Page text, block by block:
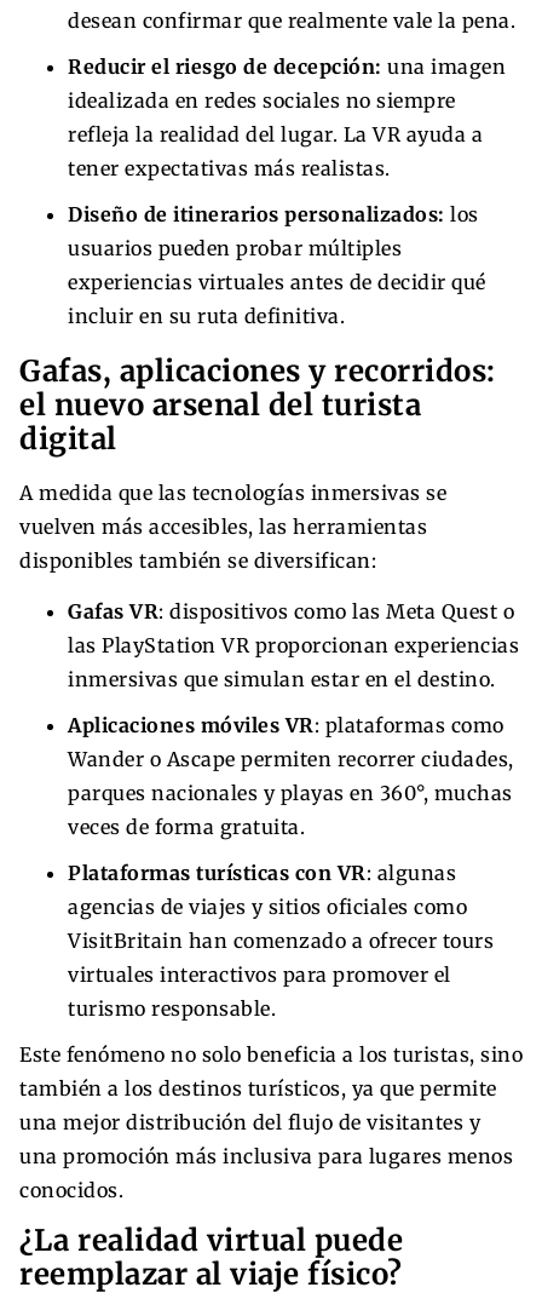
desean confirmar que realmente vale la pena.
Reducir el riesgo de decepción: una imagen
idealizada en redes sociales no siempre
refleja la realidad del lugar. La VR ayuda a
tener expectativas más realistas.
Diseño de itinerarios personalizados: los
usuarios pueden probar múltiples
experiencias virtuales antes de decidir qué
incluir en su ruta definitiva.
Gafas, aplicaciones y recorridos:
el nuevo arsenal del turista
digital
A medida que las tecnologías inmersivas se
vuelven más accesibles, las herramientas
disponibles también se diversifican:
Gafas VR: dispositivos como las Meta Quest o
las PlayStation VR proporcionan experiencias
inmersivas que simulan estar en el destino.
Aplicaciones móviles VR: plataformas como
Wander o Ascape permiten recorrer ciudades,
parques nacionales y playas en 360°, muchas
veces de forma gratuita.
Plataformas turísticas con VR: algunas
agencias de viajes y sitios oficiales como
VisitBritain han comenzado a ofrecer tours
virtuales interactivos para promover el
turismo responsable.
Este fenómeno no solo beneficia a los turistas, sino
también a los destinos turísticos, ya que permite
una mejor distribución del flujo de visitantes y
una promoción más inclusiva para lugares menos
conocidos.
¿La realidad virtual puede
reemplazar al viaje físico?